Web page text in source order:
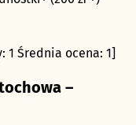
1 Średnia ocena: 1]
–